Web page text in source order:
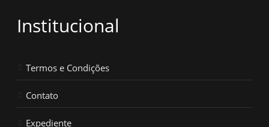
Institucional
Termos e Condições
Contato
Expediente